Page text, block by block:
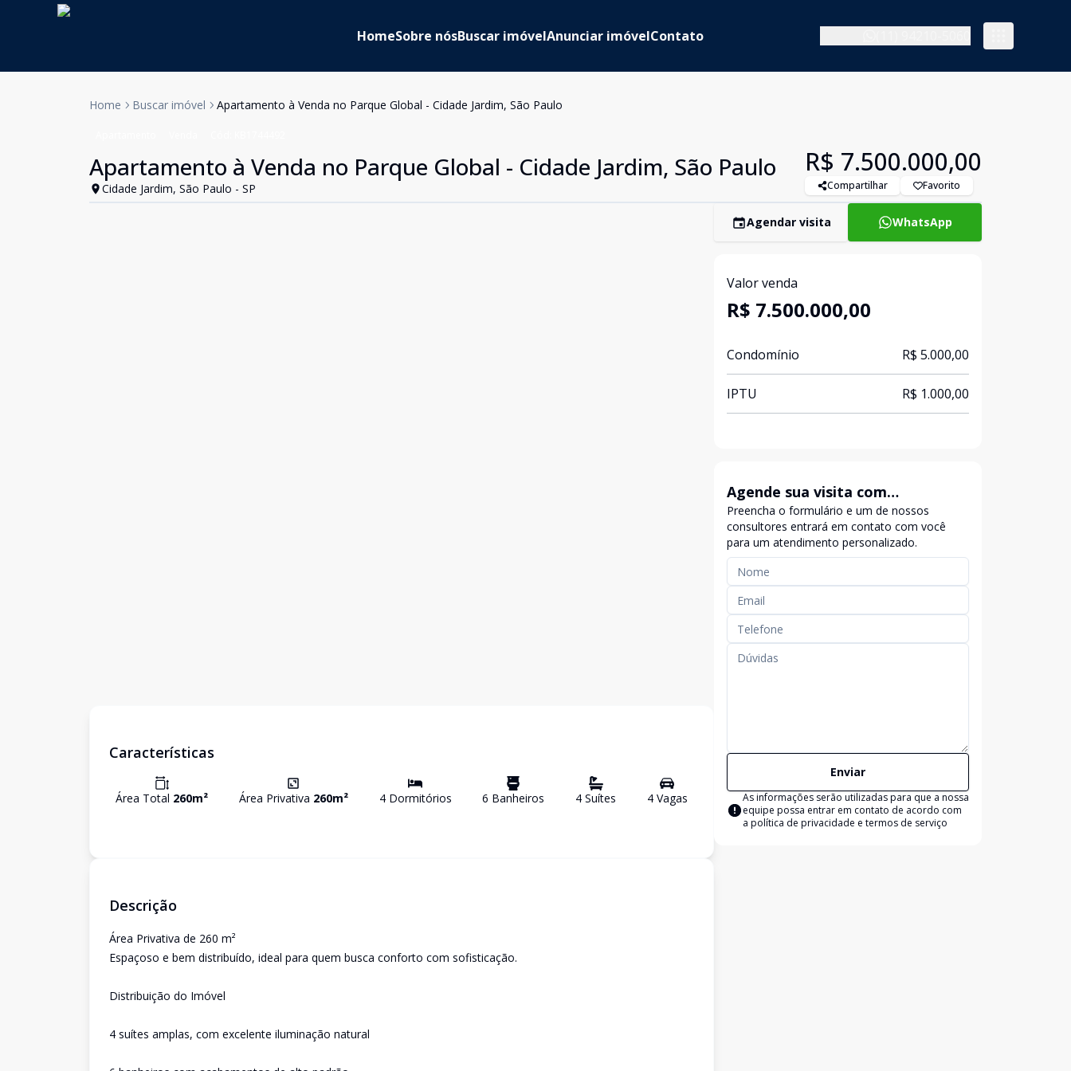
HomeSobre nósBuscar imóvelAnunciar imóvelContato
Home Buscar imóvel Apartamento à Venda no Parque Global - Cidade Jardim, São Paulo
Apartamento à Venda no Parque Global - Cidade Jardim, São Paulo
Cidade Jardim, São Paulo - SP
R$ 7.500.000,00
Compartilhar Favorito
Características
Área Total 260m² Área Privativa 260m² 4Dormitórios 6 Banheiros 4 Suítes 4Vagas
Descrição
Área Privativa de 260 m²
Espaçoso e bem distribuído, ideal para quem busca conforto com sofisticação.
Distribuição do Imóvel
4 suítes amplas, com excelente iluminação natural
Agendar visita WhatsApp
Valor venda
R$ 7.500.000,00
Condomínio R$ 5.000,00
IPTU R$ 1.000,00
Agende sua visita com
exclusividade
Preencha o formulário e um de nossos
consultores entrará em contato com você
para um atendimento personalizado.
Enviar
As informações serão utilizadas para que a nossa
equipe possa entrar em contato de acordo com
a política de privacidade e termos de serviço